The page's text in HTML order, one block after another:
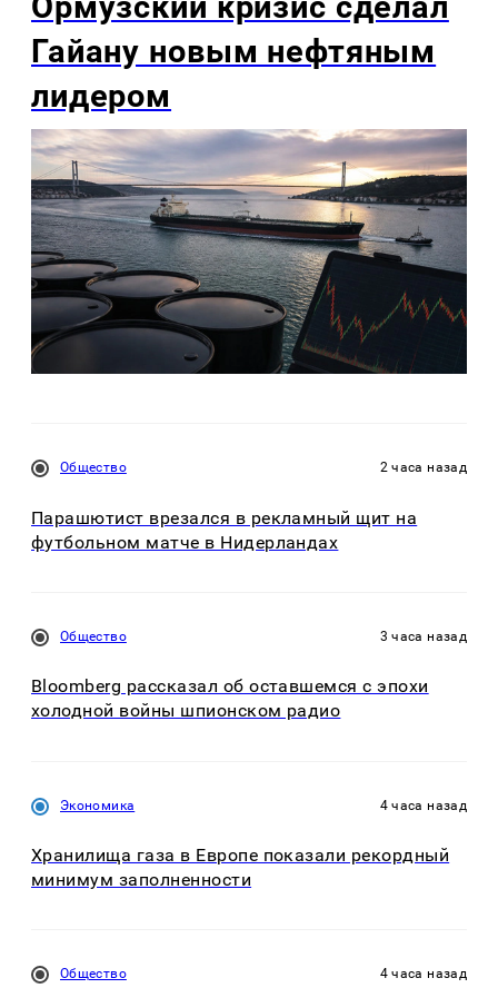
Гайану новым нефтяным
лидером
Общество 2 часа назад
Парашютист врезался в рекламный щит на
футбольном матче в Нидерландах
Общество 3 часа назад
Bloomberg рассказал об оставшемся с эпохи
холодной войны шпионском радио
Экономика 4 часа назад
Хранилища газа в Европе показали рекордный
минимум заполненности
Общество 4 часа назад